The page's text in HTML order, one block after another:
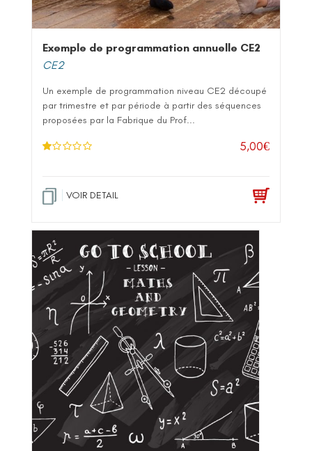
Exemple de programmation annuelle CE2
CE2
Un exemple de programmation niveau CE2 découpé
par trimestre et par période à partir des séquences
proposées par la Fabrique du Prof...
.0
5,00€
VOIR DETAIL